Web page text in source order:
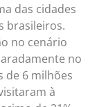
das cidades
brasileiros.
no cenário
no
de 6 milhões
à